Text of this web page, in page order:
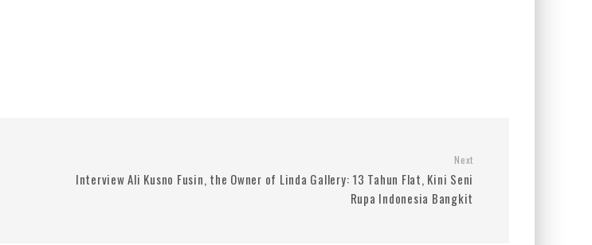
Next
Interview Ali Kusno Fusin, the Owner of Linda Gallery: 13 Tahun Flat, Kini Seni
Rupa Indonesia Bangkit